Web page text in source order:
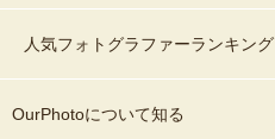
人気フォトグラファーランキング
OurPhotoについて知る